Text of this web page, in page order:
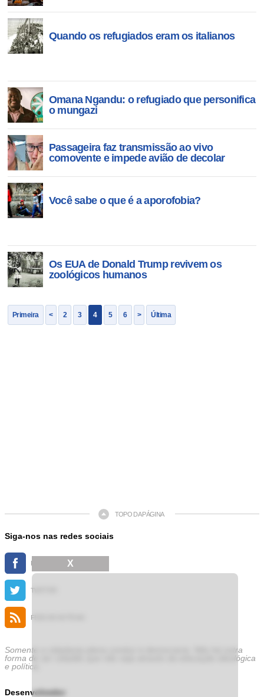
Quando os refugiados eram os italianos
Omana Ngandu: o refugiado que personifica
o mungazi
Passageira faz transmissão ao vivo
comovente e impede avião de decolar
Você sabe o que é a aporofobia?
Os EUA de Donald Trump revivem os
zoológicos humanos
Primeira < 2 3 4 5 6 > Última
TOPO DA PÁGINA
Siga-nos nas redes sociais
FACEBOOK
TWITTER
FEED DE NOTÍCIAS
Somente a cidadania plena conduz à democracia. Não há outra
forma de ser cidadão que não seja através da educação ideológica
e política.
Desenvolvedor
X